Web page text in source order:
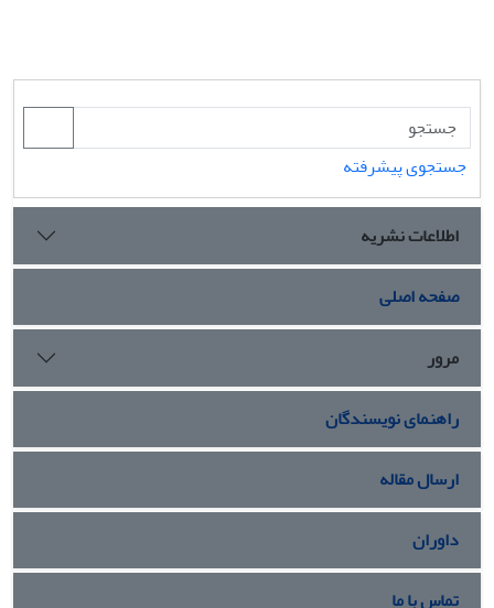
جستجوی پیشرفته
اطلاعات نشریه
صفحه اصلی
مرور
راهنمای نویسندگان
ارسال مقاله
داوران
تماس با ما